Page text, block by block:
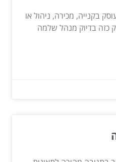
בקנייה, מכירה, ניהול או
כזה בדיוק מנהל שלמה